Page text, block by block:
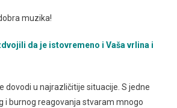
muzika!
da je istovremeno i Vaša vrlina i
dovodi u najrazličitije situacije. S jedne
i burnog reagovanja stvaram mnogo